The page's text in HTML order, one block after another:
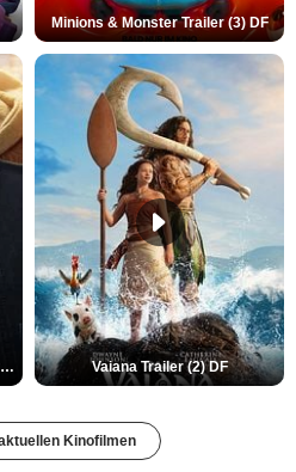
Minions & Monster Trailer (3) DF
Spider-Man 4: Brand New Day Trailer (3) DF Vaiana Trailer (2) DF
Kinofilmen